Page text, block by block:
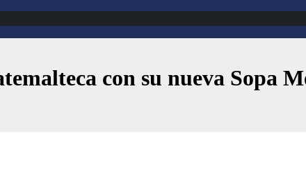
con su nueva Sopa